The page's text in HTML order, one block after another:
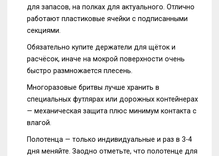
для запасов, на полках для актуального. Отлично
работают пластиковые ячейки с подписанными
секциями.
Обязательно купите держатели для щёток и
расчёсок, иначе на мокрой поверхности очень
быстро размножается плесень.
Многоразовые бритвы лучше хранить в
специальных футлярах или дорожных контейнерах
— механическая защита плюс минимум контакта с
влагой.
Полотенца — только индивидуальные и раз в 3-4
дня меняйте. Заодно отметьте, что полотенце для